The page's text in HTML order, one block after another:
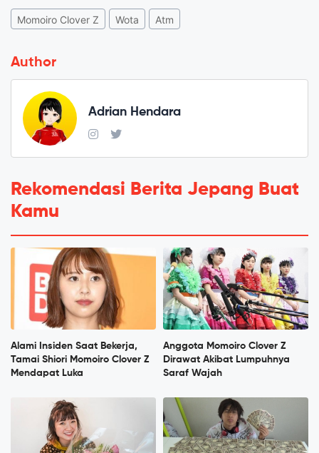
Momoiro Clover Z Wota Atm
Author
Adrian Hendara
Rekomendasi Berita Jepang Buat
Kamu
Alami Insiden Saat Bekerja,
Tamai Shiori Momoiro Clover Z
Mendapat Luka
Anggota Momoiro Clover Z
Dirawat Akibat Lumpuhnya
Saraf Wajah